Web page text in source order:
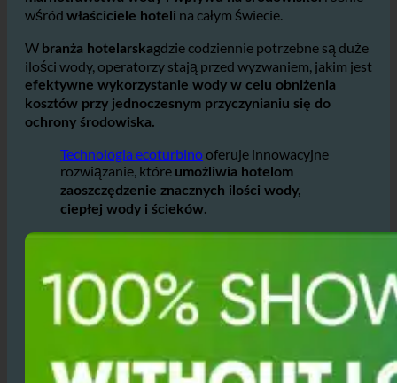
Woda jestcenny zasób oraz świadomość
marnotrawstwa wody i wpływu na środowisko.
rośnie
wśród
właściciele hotelina całym świecie.
Wbranża hotelarskagdzie codziennie potrzebne są duże
ilości wody, operatorzy stają przed wyzwaniem, jakim jest
efektywne wykorzystanie wody w celu obniżenia
kosztów przy jednoczesnym przyczynianiu się do
ochrony środowiska.
Technologia ecoturbinooferuje innowacyjne
rozwiązanie, któreumożliwia hotelom
zaoszczędzenie znacznych ilości wody,